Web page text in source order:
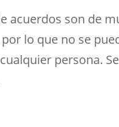
acuerdos son de
lo que no se
persona.